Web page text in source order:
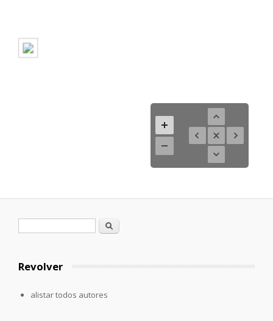
Formulario de búsqueda
Buscar
Revolver
alistar todos autores